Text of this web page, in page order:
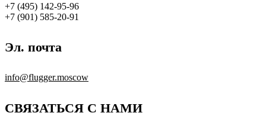
+7 (495) 142-95-96
‪+7 (901) 585-20-91
Эл. почта
info@flugger.moscow
СВЯЗАТЬСЯ С НАМИ